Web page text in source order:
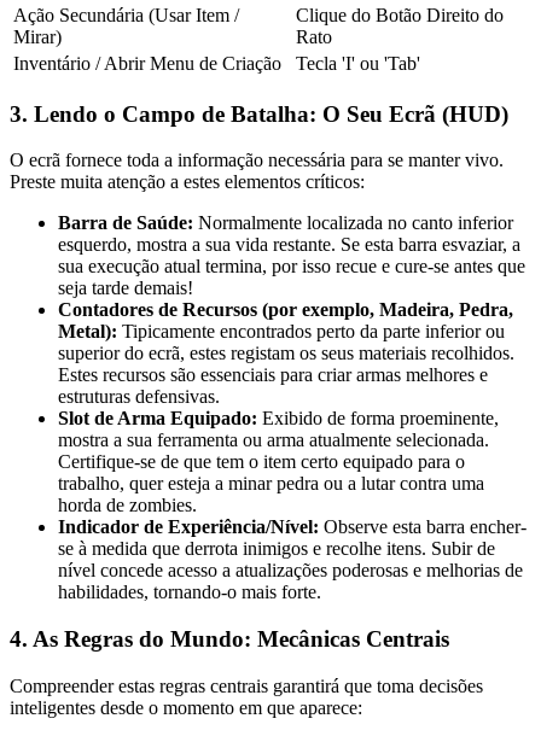
Ação Secundária (Usar Item /
Mirar)
Clique do Botão Direito do
Rato
Inventário / Abrir Menu de Criação
Tecla 'I' ou 'Tab'
3. Lendo o Campo de Batalha: O Seu Ecrã (HUD)
O ecrã fornece toda a informação necessária para se manter vivo.
Preste muita atenção a estes elementos críticos:
Barra de Saúde: Normalmente localizada no canto inferior
esquerdo, mostra a sua vida restante. Se esta barra esvaziar, a
sua execução atual termina, por isso recue e cure-se antes que
seja tarde demais!
Contadores de Recursos (por exemplo, Madeira, Pedra,
Metal): Tipicamente encontrados perto da parte inferior ou
superior do ecrã, estes registam os seus materiais recolhidos.
Estes recursos são essenciais para criar armas melhores e
estruturas defensivas.
Slot de Arma Equipado: Exibido de forma proeminente,
mostra a sua ferramenta ou arma atualmente selecionada.
Certifique-se de que tem o item certo equipado para o
trabalho, quer esteja a minar pedra ou a lutar contra uma
horda de zombies.
Indicador de Experiência/Nível: Observe esta barra encher-
se à medida que derrota inimigos e recolhe itens. Subir de
nível concede acesso a atualizações poderosas e melhorias de
habilidades, tornando-o mais forte.
4. As Regras do Mundo: Mecânicas Centrais
Compreender estas regras centrais garantirá que toma decisões
inteligentes desde o momento em que aparece: